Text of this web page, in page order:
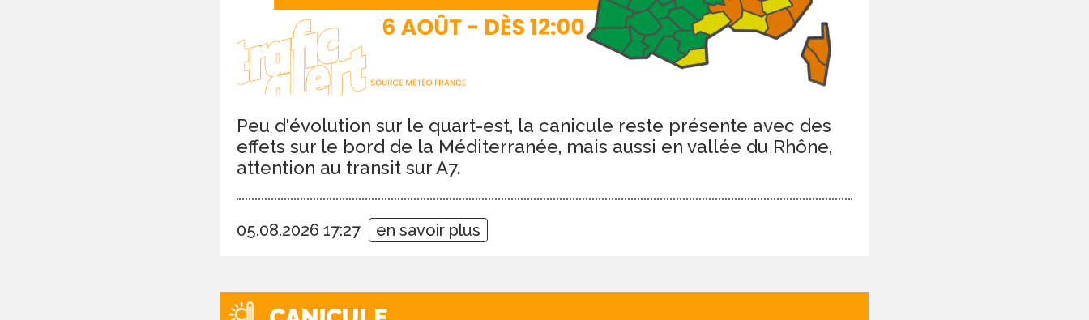
Peu d'évolution sur le quart-est, la canicule reste présente avec des
effets sur le bord de la Méditerranée, mais aussi en vallée du Rhône,
attention au transit sur A7.
05.08.2026 17:27 en savoir plus